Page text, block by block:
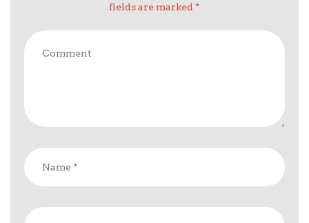
fields are marked *